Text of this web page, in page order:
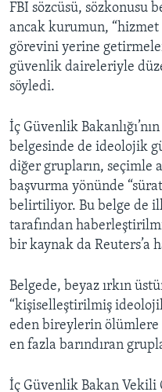
FBI sözcüsü, sözkonusu
ancak kurumun,
görevini yerine
güvenlik daireleriyle
söyledi.
İç Güvenlik
belgesinde de ideolojik
diğer grupların, seçimle
başvurma yönünde
belirtiliyor. Bu belge de
tarafından
bir kaynak da Reuters’a
Belgede, beyaz ırkın
“kişiselleştirilmiş
eden bireylerin
en fazla barındıran
İç Güvenlik Bakan Vekili